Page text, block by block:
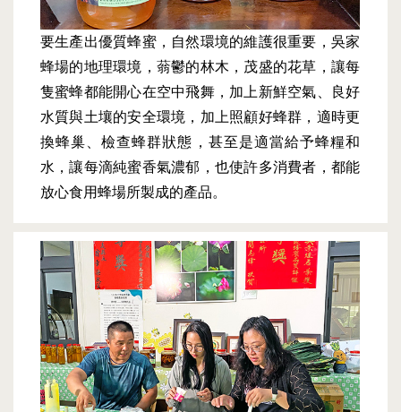
要生產出優質蜂蜜，自然環境的維護很重要，吳家
蜂場的地理環境，蓊鬱的林木，茂盛的花草，讓每
隻蜜蜂都能開心在空中飛舞，加上新鮮空氣、良好
水質與土壤的安全環境，加上照顧好蜂群，適時更
換蜂巢、檢查蜂群狀態，甚至是適當給予蜂糧和
水，讓每滴純蜜香氣濃郁，也使許多消費者，都能
放心食用蜂場所製成的產品。